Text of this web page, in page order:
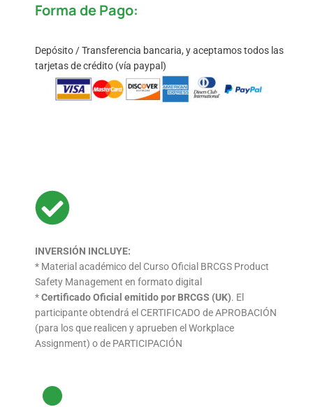
Forma de Pago:
Depósito / Transferencia bancaria, y aceptamos todos las
tarjetas de crédito (vía paypal)
INVERSIÓN INCLUYE:
* Material académico del Curso Oficial BRCGS Product
Safety Management en formato digital
*Certificado Oficial emitido por BRCGS (UK). El
participanteobtendrá el CERTIFICADO de APROBACIÓN
(para los que realicen y aprueben el Workplace
Assignment) o de PARTICIPACIÓN